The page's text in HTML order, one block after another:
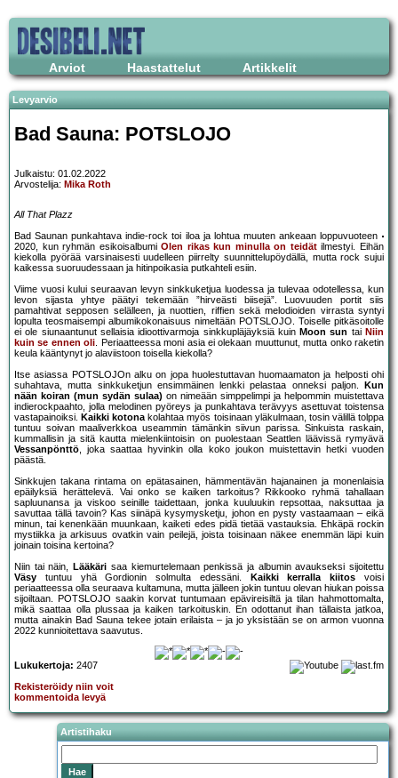
Arviot Haastattelut Artikkelit
Levyarvio
Bad Sauna: POTSLOJO
Julkaistu: 01.02.2022
Arvostelija: Mika Roth
All That Plazz
Bad Saunan punkahtava indie-rock toi iloa ja lohtua muuten ankeaan loppuvuoteen
2020, kun ryhmän esikoisalbumiOlen rikas kun minulla on teidätilmestyi. Eihän
kiekolla pyörää varsinaisesti uudelleen piirrelty suunnittelupöydällä, mutta rock sujui
kaikessa suoruudessaan ja hitinpoikasia putkahteli esiin.
Viime vuosi kului seuraavan levyn sinkkuketjua luodessa ja tulevaa odotellessa, kun
levon sijasta yhtye päätyi tekemään ”hirveästi biisejä”. Luovuuden portit siis
pamahtivat sepposen selälleen, ja nuottien, riffien sekä melodioiden virrasta syntyi
lopulta teosmaisempi albumikokonaisuus nimeltään POTSLOJO. Toiselle pitkäsoitolle
ei ole siunaantunut sellaisia idioottivarmoja sinkkupläjäyksiä kuin Moon sun tai Niin
kuin se ennen oli. Periaatteessa moni asia ei olekaan muuttunut, mutta onko raketin
keula kääntynyt jo alaviistoon toisella kiekolla?
Itse asiassa POTSLOJOn alku on jopa huolestuttavan huomaamaton ja helposti ohi
suhahtava, mutta sinkkuketjun ensimmäinen lenkki pelastaa onneksi paljon.
Kun
nään koiran (mun sydän sulaa) on nimeään simppelimpi ja helpommin muistettava
indierockpaahto, jolla melodinen pyöreys ja punkahtava terävyys asettuvat toistensa
vastapainoiksi. Kaikki kotonakolahtaa myös toisinaan yläkulmaan, tosin välillä tolppa
tuntuu soivan maaliverkkoa useammin tämänkin siivun parissa. Sinkuista raskain,
kummallisin ja sitä kautta mielenkiintoisin on puolestaan Seattlen läävissä rymyävä
Vessanpönttö, joka saattaa hyvinkin olla koko joukon muistettavin hetki vuoden
päästä.
Sinkkujen takana rintama on epätasainen, hämmentävän hajanainen ja monenlaisia
epäilyksiä herättelevä. Vai onko se kaiken tarkoitus? Rikkooko ryhmä tahallaan
sapluunansa ja viskoo seinille taidettaan, jonka kuuluukin repsottaa, naksuttaa ja
savuttaa tällä tavoin? Kas siinäpä kysymysketju, johon en pysty vastaamaan – eikä
minun, tai kenenkään muunkaan, kaiketi edes pidä tietää vastauksia. Ehkäpä rockin
mystiikka ja arkisuus ovatkin vain peilejä, joista toisinaan näkee enemmän läpi kuin
joinain toisina kertoina?
Niin tai näin,
Lääkäri saa kiemurtelemaan penkissä ja albumin avaukseksi sijoitettu
Väsy tuntuu yhä Gordionin solmulta edessäni. Kaikki kerralla kiitos voisi
periaatteessa olla seuraava kultamuna, mutta jälleen jokin tuntuu olevan hiukan poissa
sijoiltaan. POTSLOJO saakin korvat tuntumaan epävireisiltä ja tilan hahmottomalta,
mikä saattaa olla plussaa ja kaiken tarkoituskin. En odottanut ihan tällaista jatkoa,
mutta ainakin Bad Sauna tekee jotain erilaista – ja jo yksistään se on armon vuonna
2022 kunnioitettava saavutus.
Lukukertoja: 2407
Rekisteröidy niin voit
kommentoida levyä
Artistihaku